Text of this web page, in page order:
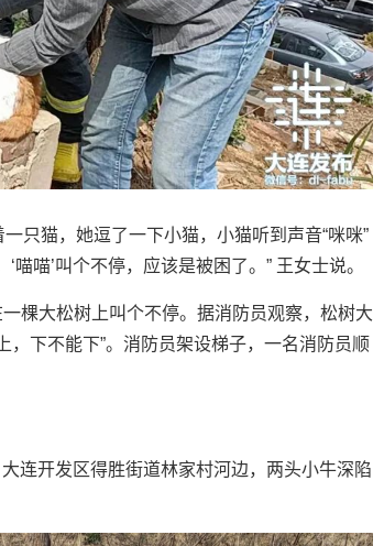
只猫，她逗了一下小猫，小猫听到声音“咪咪”
喵’叫个不停，应该是被困了。” 王女士说。
棵大松树上叫个不停。据消防员观察，松树大
，下不能下”。消防员架设梯子，一名消防员顺
连开发区得胜街道林家村河边，两头小牛深陷